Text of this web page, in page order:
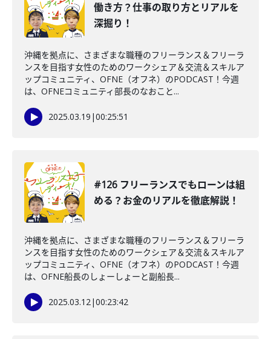
働き方？仕事の取り方とリアルを
深掘り！
沖縄を拠点に、さまざまな職種のフリーランス＆フリーラ
ンスを目指す女性のためのワークシェア＆交流＆スキルア
ップコミュニティ、OFNE（オフネ）のPODCAST！今週
は、OFNEコミュニティ部長のなおこと...
2025.03.19 |00:25:51
#126 フリーランスでもローンは組
める？お金のリアルを徹底解説！
沖縄を拠点に、さまざまな職種のフリーランス＆フリーラ
ンスを目指す女性のためのワークシェア＆交流＆スキルア
ップコミュニティ、OFNE（オフネ）のPODCAST！今週
は、OFNE船長のしょーしょーと副船長...
2025.03.12|00:23:42